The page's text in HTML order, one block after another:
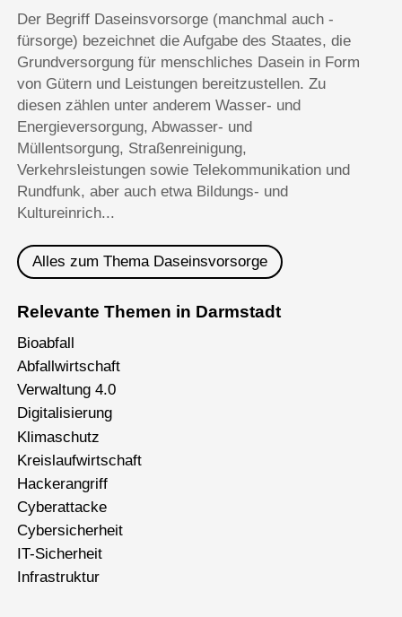
Der Begriff Daseinsvorsorge (manchmal auch -
fürsorge) bezeichnet die Aufgabe des Staates, die
Grundversorgung für menschliches Dasein in Form
von Gütern und Leistungen bereitzustellen. Zu
diesen zählen unter anderem Wasser- und
Energieversorgung, Abwasser- und
Müllentsorgung, Straßenreinigung,
Verkehrsleistungen sowie Telekommunikation und
Rundfunk, aber auch etwa Bildungs- und
Kultureinrich...
Alles zum Thema Daseinsvorsorge
Relevante Themen in Darmstadt
Bioabfall
Abfallwirtschaft
Verwaltung 4.0
Digitalisierung
Klimaschutz
Kreislaufwirtschaft
Hackerangriff
Cyberattacke
Cybersicherheit
IT-Sicherheit
Infrastruktur